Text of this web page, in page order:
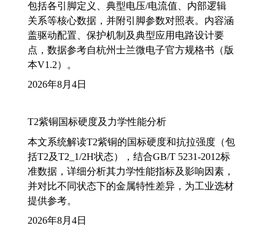
包括各引脚定义、典型电压/电流值、内部逻辑
关系等核心数据，并附引脚参数对照表。内容涵
盖驱动配置、保护机制及典型应用电路设计要
点，数据参考自杭州士兰微电子官方规格书（版
本V1.2）。
2026年8月4日
T2紫铜国标硬度及力学性能分析
本文系统解读T2紫铜的国标硬度和抗拉强度（包
括T2及T2_1/2H状态），结合GB/T 5231-2012标
准数据，详细分析其力学性能指标及影响因素，
并对比不同状态下的金属特性差异，为工业选材
提供参考。
2026年8月4日